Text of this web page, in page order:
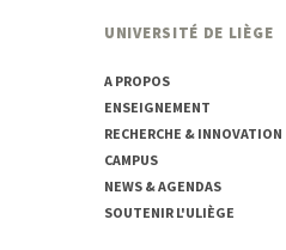
UNIVERSITÉ DE LIÈGE
A PROPOS
ENSEIGNEMENT
RECHERCHE & INNOVATION
CAMPUS
NEWS & AGENDAS
SOUTENIR L'ULIÈGE